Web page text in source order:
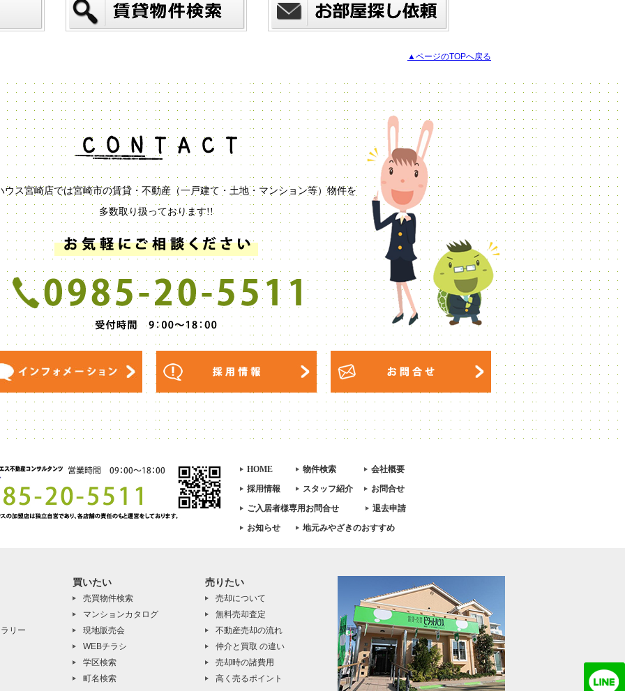
▲ページのTOPへ戻る
ウス宮崎店では宮崎市の賃貸・不動産（一戸建て・土地・マンション等）物件を
多数取り扱っております!!
HOME 物件検索
会社概要
採用情報
スタッフ紹介
お問合せ
ご入居者様専用お問合せ
退去申請
お知らせ
地元みやざきのおすすめ
リー
買いたい
売買物件検索
マンションカタログ
現地販売会
WEBチラシ
学区検索
町名検索
売りたい
売却について
無料売却査定
不動産売却の流れ
仲介と買取 の違い
売却時の諸費用
高く売るポイント